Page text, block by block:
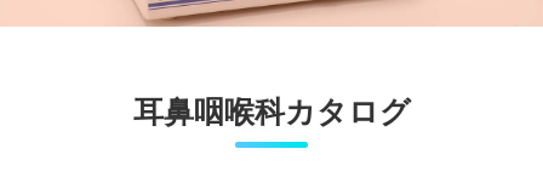
耳鼻咽喉科カタログ